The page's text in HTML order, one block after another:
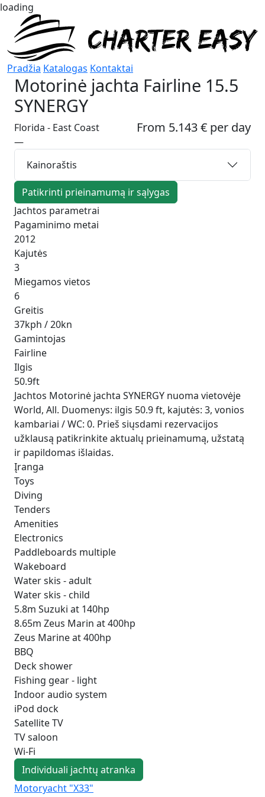
loading
Pradžia Katalogas Kontaktai
Motorinė jachta Fairline 15.5
SYNERGY
From 5.143 € per day
Florida - East Coast
—
Kainoraštis
Patikrinti prieinamumą ir sąlygas
Jachtos parametrai
Pagaminimo metai
2012
Kajutės
3
Miegamos vietos
6
Greitis
37kph / 20kn
Gamintojas
Fairline
Ilgis
50.9ft
Jachtos Motorinė jachta SYNERGY nuoma vietovėje
World, All. Duomenys: ilgis 50.9 ft, kajutės: 3, vonios
kambariai / WC: 0. Prieš siųsdami rezervacijos
užklausą patikrinkite aktualų prieinamumą, užstatą
ir papildomas išlaidas.
Įranga
Toys
Diving
Tenders
Amenities
Electronics
Paddleboards multiple
Wakeboard
Water skis - adult
Water skis - child
5.8m Suzuki at 140hp
8.65m Zeus Marin at 400hp
Zeus Marine at 400hp
BBQ
Deck shower
Fishing gear - light
Indoor audio system
iPod dock
Satellite TV
TV saloon
Wi-Fi
Individuali jachtų atranka
Motoryacht "X33"